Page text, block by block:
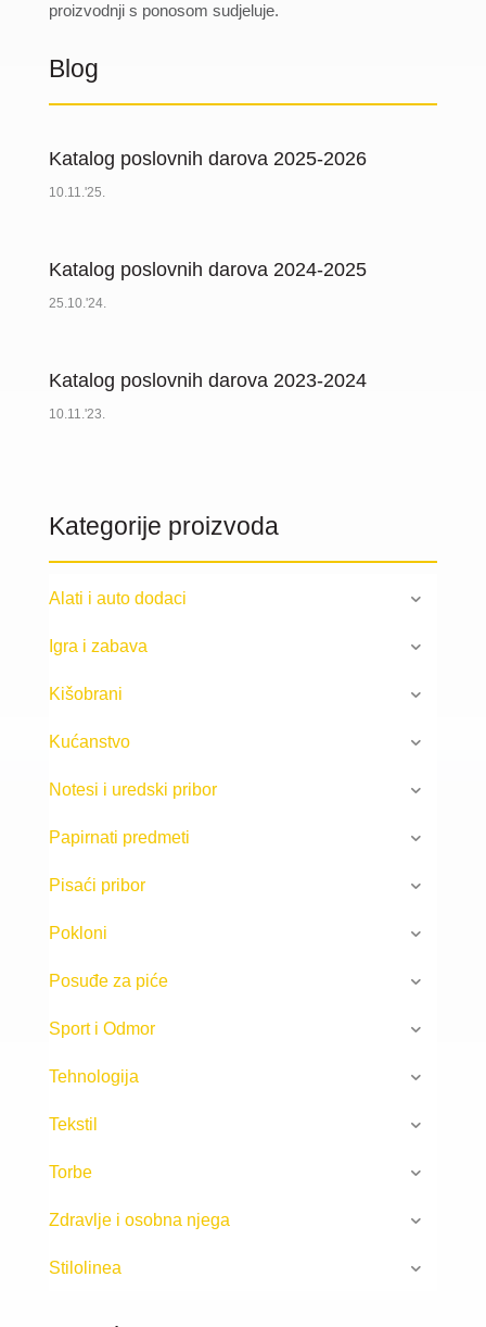
proizvodnji s ponosom sudjeluje.
Blog
Katalog poslovnih darova 2025-2026
10.11.'25.
Katalog poslovnih darova 2024-2025
25.10.'24.
Katalog poslovnih darova 2023-2024
10.11.'23.
Kategorije proizvoda
Alati i auto dodaci
Igra i zabava
Kišobrani
Kućanstvo
Notesi i uredski pribor
Papirnati predmeti
Pisaći pribor
Pokloni
Posuđe za piće
Sport i Odmor
Tehnologija
Tekstil
Torbe
Zdravlje i osobna njega
Stilolinea